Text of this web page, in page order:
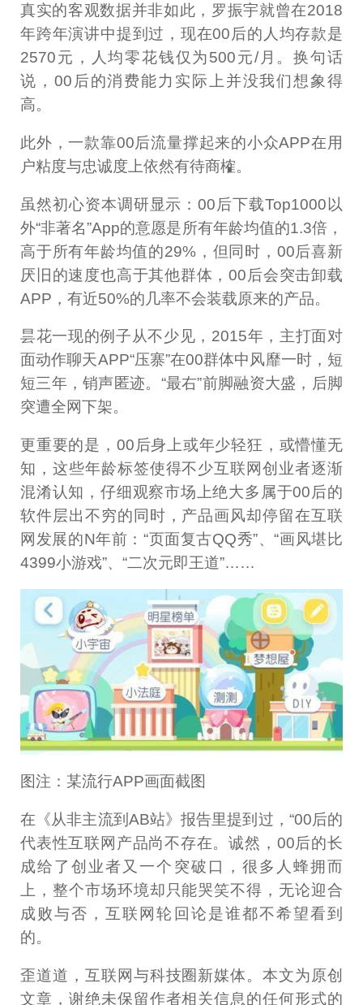
真实的客观数据并非如此，罗振宇就曾在2018
年跨年演讲中提到过，现在00后的人均存款是
2570元，人均零花钱仅为500元/月。换句话
说，00后的消费能力实际上并没我们想象得
高。
此外，一款靠00后流量撑起来的小众APP在用
户粘度与忠诚度上依然有待商榷。
虽然初心资本调研显示：00后下载Top1000以
外“非著名”App的意愿是所有年龄均值的1.3倍，
高于所有年龄均值的29%，但同时，00后喜新
厌旧的速度也高于其他群体，00后会突击卸载
APP，有近50%的几率不会装载原来的产品。
昙花一现的例子从不少见，2015年，主打面对
面动作聊天APP“压寨”在00群体中风靡一时，短
短三年，销声匿迹。“最右”前脚融资大盛，后脚
突遭全网下架。
更重要的是，00后身上或年少轻狂，或懵懂无
知，这些年龄标签使得不少互联网创业者逐渐
混淆认知，仔细观察市场上绝大多属于00后的
软件层出不穷的同时，产品画风却停留在互联
网发展的N年前：“页面复古QQ秀”、“画风堪比
4399小游戏”、“二次元即王道”……
图注：某流行APP画面截图
在《从非主流到AB站》报告里提到过，“00后的
代表性互联网产品尚不存在。诚然，00后的长
成给了创业者又一个突破口，很多人蜂拥而
上，整个市场环境却只能哭笑不得，无论迎合
成败与否，互联网轮回论是谁都不希望看到
的。
歪道道，互联网与科技圈新媒体。本文为原创
文章，谢绝未保留作者相关信息的任何形式的